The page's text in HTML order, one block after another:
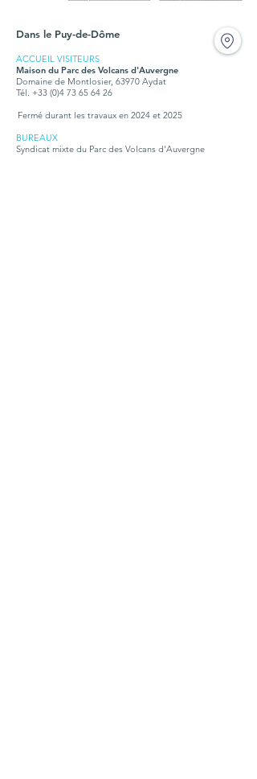
Dans le Puy-de-Dôme
ACCUEIL VISITEURS
Maison du Parc des Volcans d'Auvergne
Domaine de Montlosier, 63970 Aydat
Tél. +33 (0)4 73 65 64 26
Fermé durant les travaux en 2024 et 2025
BUREAUX
Syndicat mixte du Parc des Volcans d'Auvergne